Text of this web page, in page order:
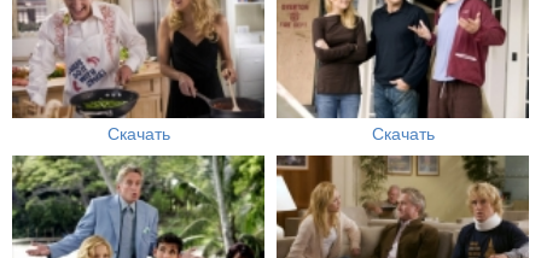
Скачать Скачать